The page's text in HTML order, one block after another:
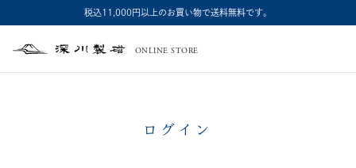
税込11,000円以上のお買い物で送料無料です。
深
製
ONLINE STORE
ログイン